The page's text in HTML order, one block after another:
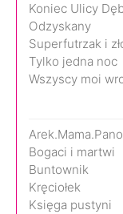
Koniec Ulicy
Odzyskany
Superfutrzak i
Tylko jedna noc
Wszyscy moi
Bogaci i martwi
Buntownik
Kręciołek
Księga pustyni